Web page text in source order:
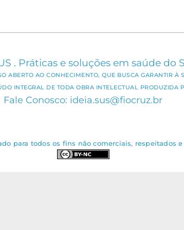
. Práticas e soluções em saúde do
ABERTO AO CONHECIMENTO, QUE BUSCA GARANTIR À
INTEGRAL DE TODA OBRA INTELECTUAL PRODUZIDA
Fale Conosco: ideia.sus@fiocruz.br
para todos os fins não comerciais, respeitados